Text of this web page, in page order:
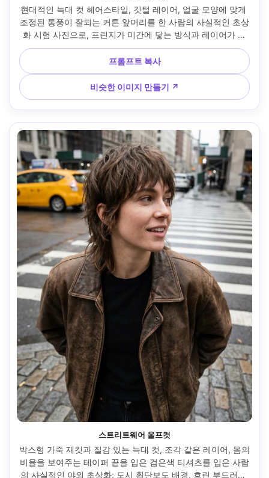
현대적인 늑대 컷 헤어스타일, 깃털 레이어, 얼굴 모양에 맞게
조정된 통풍이 잘되는 커튼 앞머리를 한 사람의 사실적인 초상
화 시험 사진으로, 프린지가 미간에 닿는 방식과 레이어가 프
레임에 닿는 방식을 보여줍니다. 아늑한 살롱 인테리어, 따뜻
한 텅스텐 + 부드러운 윈도우 필러, 소니 A7IV, 85mm f/1.4,
얕은 피사계, 가슴 위로 프레임, 차분하고 자신감 있는 분위기,
자연스러운 피부 질감, 현실적인 플라이어웨이, 날카로운 초
점, 미묘한 필름 컬러 그레이딩, 부드러운 시네마틱 조명 --ar
4:5
프롬프트 복사
비슷한 이미지 만들기 ↗
스트리트웨어 울프컷
박스형 가죽 재킷과 질감 있는 늑대 컷, 조각 같은 레이어, 몸의
비율을 보여주는 테이퍼 끝을 입은 검은색 티셔츠를 입은 사람
의 사실적인 야외 초상화; 도시 횡단보도 배경, 흐린 부드러운